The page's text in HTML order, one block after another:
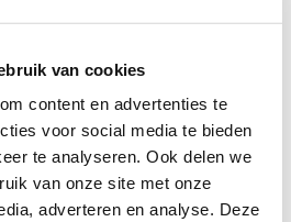
van cookies
content en advertenties te
voor social media te bieden
te analyseren. Ook delen we
van onze site met onze
adverteren en analyse. Deze
te brengen in het
bijvoorbeeld om taalfouten
onze routestructuren, neem een
op een route? Ga dan naar